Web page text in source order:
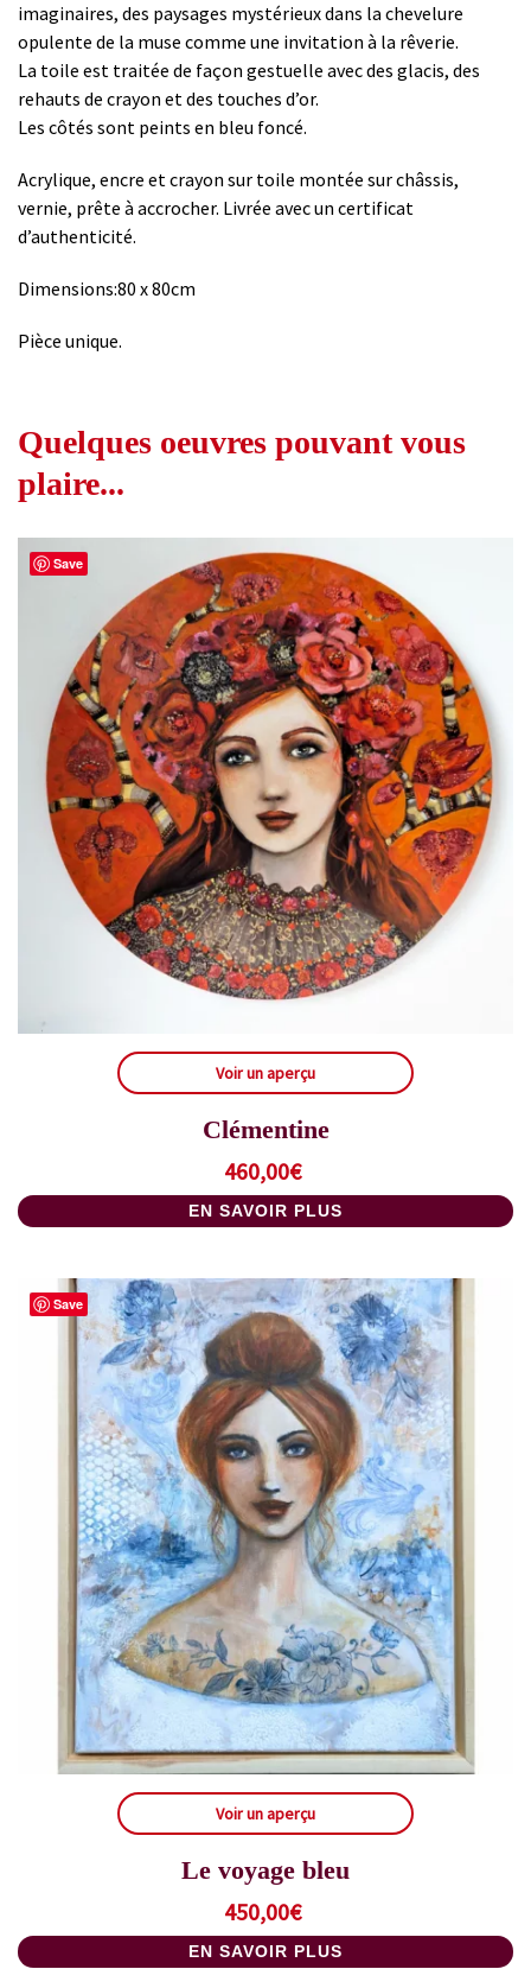
imaginaires, des paysages mystérieux dans la chevelure
opulente de la muse comme une invitation à la rêverie.
La toile est traitée de façon gestuelle avec des glacis, des
rehauts de crayon et des touches d’or.
Les côtés sont peints en bleu foncé.
Acrylique, encre et crayon sur toile montée sur châssis,
vernie, prête à accrocher. Livrée avec un certificat
d’authenticité.
Dimensions:80 x 80cm
Pièce unique.
Quelques oeuvres pouvant vous
plaire...
Save
Voir un aperçu
Clémentine
460,00€
EN SAVOIR PLUS
Save
Voir un aperçu
Le voyage bleu
450,00€
EN SAVOIR PLUS